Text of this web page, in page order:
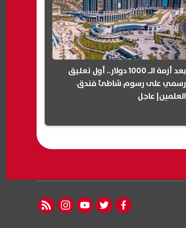
بعد أزمة الـ 1000 دولار.. أول تعليق
رسمي على رسوم شاطئ فندق
العلمين| عاجل
facebook
twitter
youtube
instagram
rss feed